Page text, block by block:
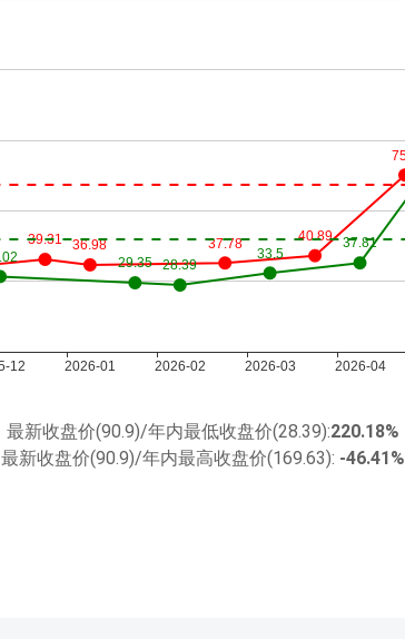
最新收盘价(90.9)/年内最低收盘价(28.39):220.18%
最新收盘价(90.9)/年内最高收盘价(169.63): -46.41%